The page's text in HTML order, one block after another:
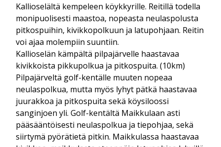
Kallioselältä kempeleen köykkyrille. Reitillä todella
monipuolisesti maastoa, nopeasta neulaspolusta
pitkospuihin, kivikkopolkuun ja latupohjaan. Reitin
voi ajaa molempiin suuntiin.
Kallioselän kämpältä pilpajärvelle haastavaa
kivikkoista pikkupolkua ja pitkospuita. (10km)
Pilpajärveltä golf-kentälle muuten nopeaa
neulaspolkua, mutta myös lyhyt pätkä haastavaa
juurakkoa ja pitkospuita sekä köysiloossi
sanginjoen yli. Golf-kentältä Maikkulaan asti
pääsääntöisesti neulaspolkua ja tiepohjaa, sekä
siirtymä pyörätietä pitkin. Maikkulassa haastavaa